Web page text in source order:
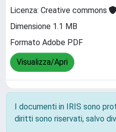
Licenza: Creative commons
Dimensione 1.1 MB
Formato Adobe PDF
Visualizza/Apri
I documenti in IRIS sono
diritti sono riservati, salvo